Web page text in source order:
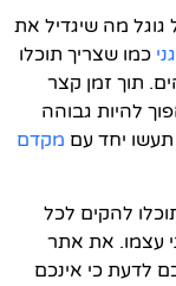
גוגל מה שיגדיל את
כמו שצריך תוכלו
תוך זמן קצר
להיות גבוהה
יחד עם מקדם
להקים לכל
עצמו. את אתר
לדעת כי אינכם